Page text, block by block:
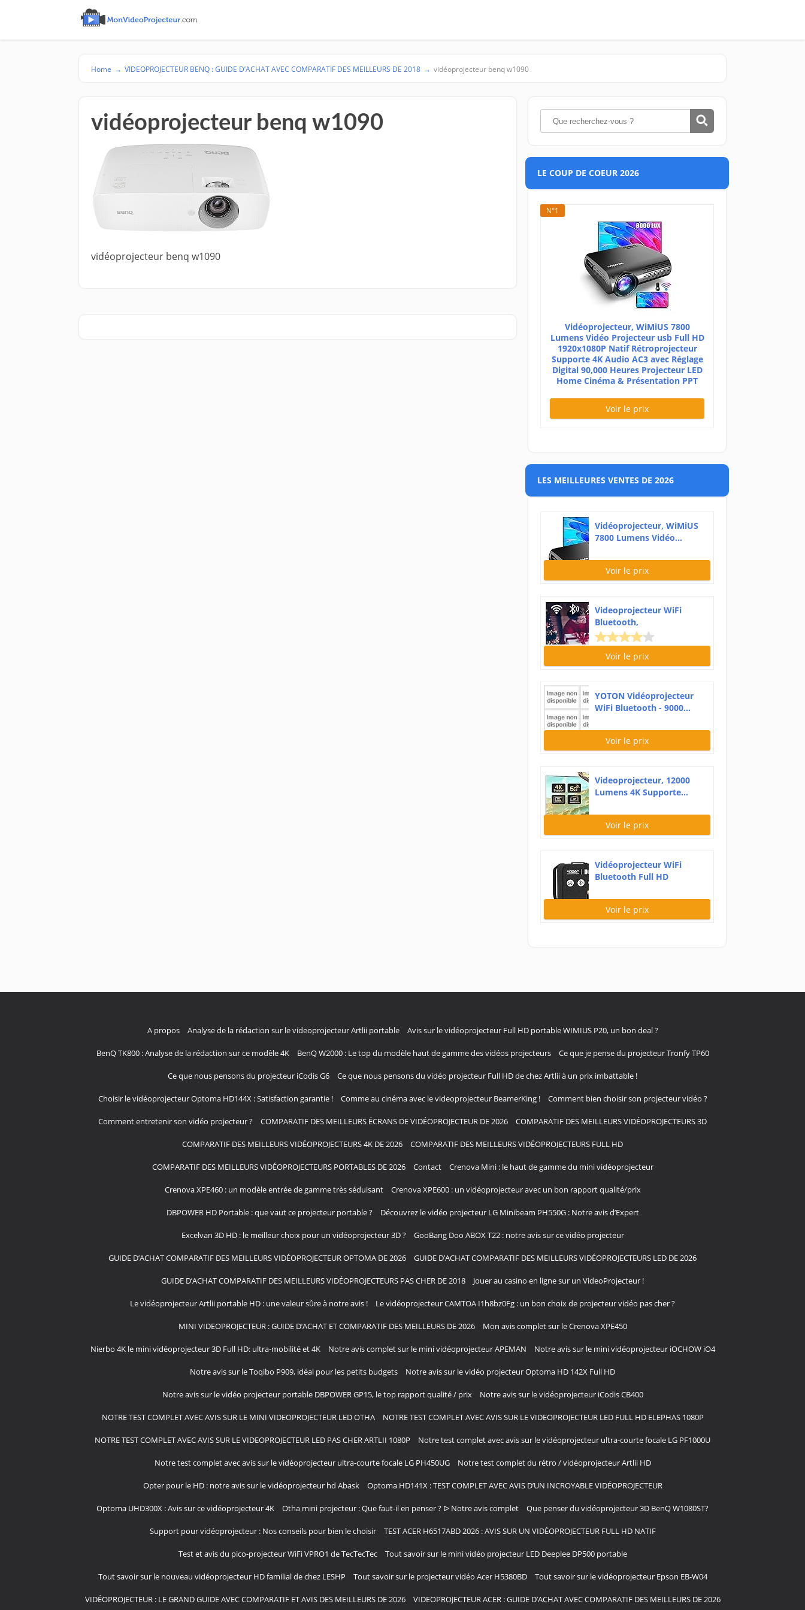
Home → VIDEOPROJECTEUR BENQ : GUIDE D’ACHAT AVEC COMPARATIF DES MEILLEURS DE 2018 → vidéoprojecteur benq w1090
vidéoprojecteur benq w1090
vidéoprojecteur benq w1090
LE COUP DE COEUR 2026
N°1
Vidéoprojecteur, WiMiUS 7800
Lumens Vidéo Projecteur usb Full HD
1920x1080P Natif Rétroprojecteur
Supporte 4K Audio AC3 avec Réglage
Digital 90,000 Heures Projecteur LED
Home Cinéma & Présentation PPT
Voir le prix
LES MEILLEURES VENTES DE 2026
Vidéoprojecteur, WiMiUS
7800 Lumens Vidéo...
Voir le prix
Videoprojecteur WiFi
Bluetooth,
Retroprojecteur...
Voir le prix
YOTON Vidéoprojecteur
WiFi Bluetooth - 9000...
Voir le prix
Videoprojecteur, 12000
Lumens 4K Supporte...
Voir le prix
Vidéoprojecteur WiFi
Bluetooth Full HD
Voir le prix
A propos Analyse de la rédaction sur le videoprojecteur Artlii portable Avis sur le vidéoprojecteur Full HD portable WIMIUS P20, un bon deal ?
BenQ TK800 : Analyse de la rédaction sur ce modèle 4K BenQ W2000 : Le top du modèle haut de gamme des vidéos projecteurs Ce que je pense du projecteur Tronfy TP60
Ce que nous pensons du projecteur iCodis G6 Ce que nous pensons du vidéo projecteur Full HD de chez Artlii à un prix imbattable !
Choisir le vidéoprojecteur Optoma HD144X : Satisfaction garantie ! Comme au cinéma avec le videoprojecteur BeamerKing ! Comment bien choisir son projecteur vidéo ?
Comment entretenir son vidéo projecteur ? COMPARATIF DES MEILLEURS ÉCRANS DE VIDÉOPROJECTEUR DE 2026 COMPARATIF DES MEILLEURS VIDÉOPROJECTEURS 3D
COMPARATIF DES MEILLEURS VIDÉOPROJECTEURS 4K DE 2026 COMPARATIF DES MEILLEURS VIDÉOPROJECTEURS FULL HD
COMPARATIF DES MEILLEURS VIDÉOPROJECTEURS PORTABLES DE 2026 Contact Crenova Mini : le haut de gamme du mini vidéoprojecteur
Crenova XPE460 : un modèle entrée de gamme très séduisant Crenova XPE600 : un vidéoprojecteur avec un bon rapport qualité/prix
DBPOWER HD Portable : que vaut ce projecteur portable ? Découvrez le vidéo projecteur LG Minibeam PH550G : Notre avis d’Expert
Excelvan 3D HD : le meilleur choix pour un vidéoprojecteur 3D ? GooBang Doo ABOX T22 : notre avis sur ce vidéo projecteur
GUIDE D’ACHAT COMPARATIF DES MEILLEURS VIDÉOPROJECTEUR OPTOMA DE 2026 GUIDE D’ACHAT COMPARATIF DES MEILLEURS VIDÉOPROJECTEURS LED DE 2026
GUIDE D’ACHAT COMPARATIF DES MEILLEURS VIDÉOPROJECTEURS PAS CHER DE 2018 Jouer au casino en ligne sur un VideoProjecteur !
Le vidéoprojecteur Artlii portable HD : une valeur sûre à notre avis ! Le vidéoprojecteur CAMTOA I1h8bz0Fg : un bon choix de projecteur vidéo pas cher ?
MINI VIDEOPROJECTEUR : GUIDE D’ACHAT ET COMPARATIF DES MEILLEURS DE 2026 Mon avis complet sur le Crenova XPE450
Nierbo 4K le mini vidéoprojecteur 3D Full HD: ultra-mobilité et 4K Notre avis complet sur le mini vidéoprojecteur APEMAN Notre avis sur le mini vidéoprojecteur iOCHOW iO4
Notre avis sur le Toqibo P909, idéal pour les petits budgets Notre avis sur le vidéo projecteur Optoma HD 142X Full HD
Notre avis sur le vidéo projecteur portable DBPOWER GP15, le top rapport qualité / prix Notre avis sur le vidéoprojecteur iCodis CB400
NOTRE TEST COMPLET AVEC AVIS SUR LE MINI VIDEOPROJECTEUR LED OTHA NOTRE TEST COMPLET AVEC AVIS SUR LE VIDEOPROJECTEUR LED FULL HD ELEPHAS 1080P
NOTRE TEST COMPLET AVEC AVIS SUR LE VIDEOPROJECTEUR LED PAS CHER ARTLII 1080P Notre test complet avec avis sur le vidéoprojecteur ultra-courte focale LG PF1000U
Notre test complet avec avis sur le vidéoprojecteur ultra-courte focale LG PH450UG Notre test complet du rétro / vidéoprojecteur Artlii HD
Opter pour le HD : notre avis sur le vidéoprojecteur hd Abask Optoma HD141X : TEST COMPLET AVEC AVIS D’UN INCROYABLE VIDÉOPROJECTEUR
Optoma UHD300X : Avis sur ce vidéoprojecteur 4K Otha mini projecteur : Que faut-il en penser ? ᐅ Notre avis complet Que penser du vidéoprojecteur 3D BenQ W1080ST?
Support pour vidéoprojecteur : Nos conseils pour bien le choisir TEST ACER H6517ABD 2026 : AVIS SUR UN VIDÉOPROJECTEUR FULL HD NATIF
Test et avis du pico-projecteur WiFi VPRO1 de TecTecTec Tout savoir sur le mini vidéo projecteur LED Deeplee DP500 portable
Tout savoir sur le nouveau vidéoprojecteur HD familial de chez LESHP Tout savoir sur le projecteur vidéo Acer H5380BD Tout savoir sur le vidéoprojecteur Epson EB-W04
VIDÉOPROJECTEUR : LE GRAND GUIDE AVEC COMPARATIF ET AVIS DES MEILLEURS DE 2026 VIDEOPROJECTEUR ACER : GUIDE D’ACHAT AVEC COMPARATIF DES MEILLEURS DE 2026